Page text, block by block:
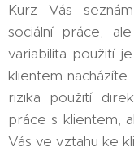
Kurz Vás
sociální práce,
variabilita použití
klientem
rizika použití
práce s klientem,
Vás ve vztahu ke